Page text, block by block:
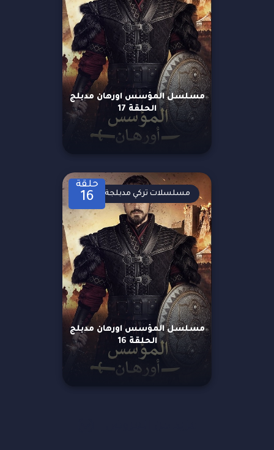
مسلسل المؤسس اورهان مدبلج
الحلقة 17
حلقة
16
مسلسل المؤسس اورهان مدبلج
الحلقة 16
مسلسلات تركي مدبلجة